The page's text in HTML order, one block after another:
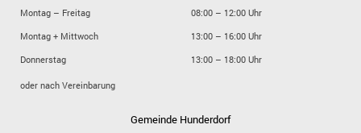
Montag – Freitag
08:00 – 12:00 Uhr
Montag + Mittwoch
13:00 – 16:00 Uhr
Donnerstag
13:00 – 18:00 Uhr
oder nach Vereinbarung
Gemeinde Hunderdorf